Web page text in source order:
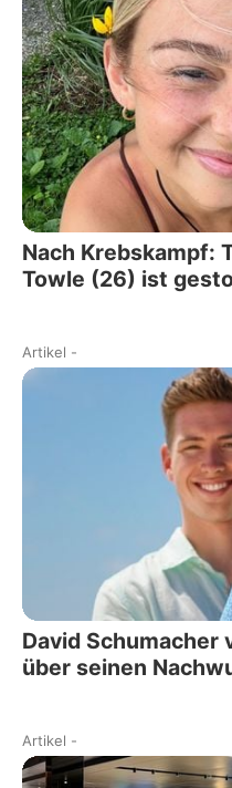
Nach Krebskampf:
Towle (26) ist
Artikel -
David
über seinen
Artikel -